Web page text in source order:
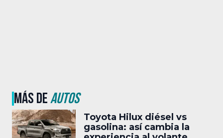
MÁS DEAUTOS
Toyota Hilux diésel vs
gasolina: así cambia la